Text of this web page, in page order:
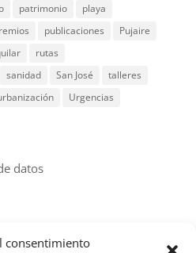
consentimiento
patrimonio
playa
publicaciones
Pujaire
rutas
sanidad San José
talleres
Urgencias
datos
del parque